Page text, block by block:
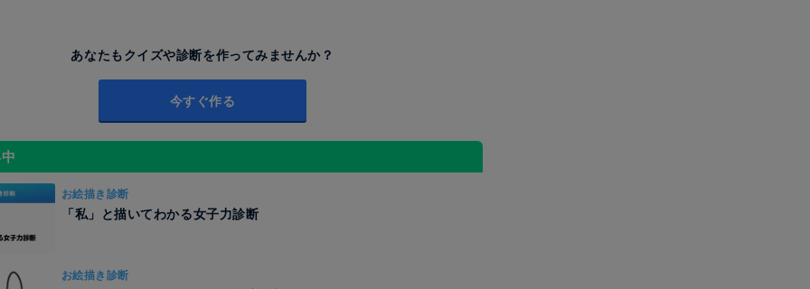
あなたもクイズや診断を作ってみませんか？
今すぐ作る
お絵描き診断
「私」と描いてわかる女子力診断
お絵描き診断